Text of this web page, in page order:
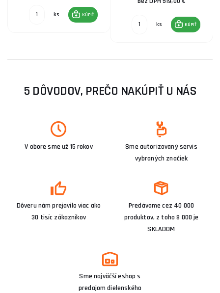
ks KÚPIŤ
ks KÚPIŤ
5 DÔVODOV, PREČO NAKÚPIŤ U NÁS
V obore sme už 15 rokov
Sme autorizovaný servis
vybraných značiek
Dôveru nám prejavilo viac ako
30 tisíc zákazníkov
Predávame cez 40 000
produktov, z toho 8 000 je
SKLADOM
Sme najväčší eshop s
predajom dielenského